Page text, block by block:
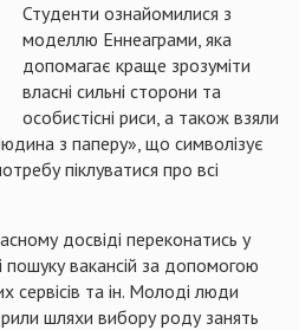
Студенти ознайомилися з
моделлю Еннеаграми, яка
допомагає краще зрозуміти
власні сильні сторони та
особистісні риси, а також взяли
з паперу», що символізує
піклуватися про всі
досвіді переконатись у
пошуку вакансій за допомогою
сервісів та ін. Молоді люди
шляхи вибору роду занять